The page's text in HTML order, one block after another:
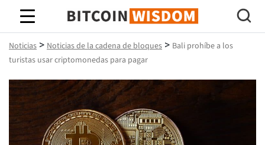
Sabiduría de Bitcoin
Noticias > Noticias de la cadena de bloques > Bali prohíbe a los
turistas usar criptomonedas para pagar